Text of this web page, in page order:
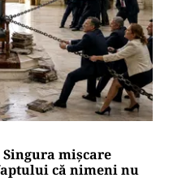
mișcare
că nimeni nu